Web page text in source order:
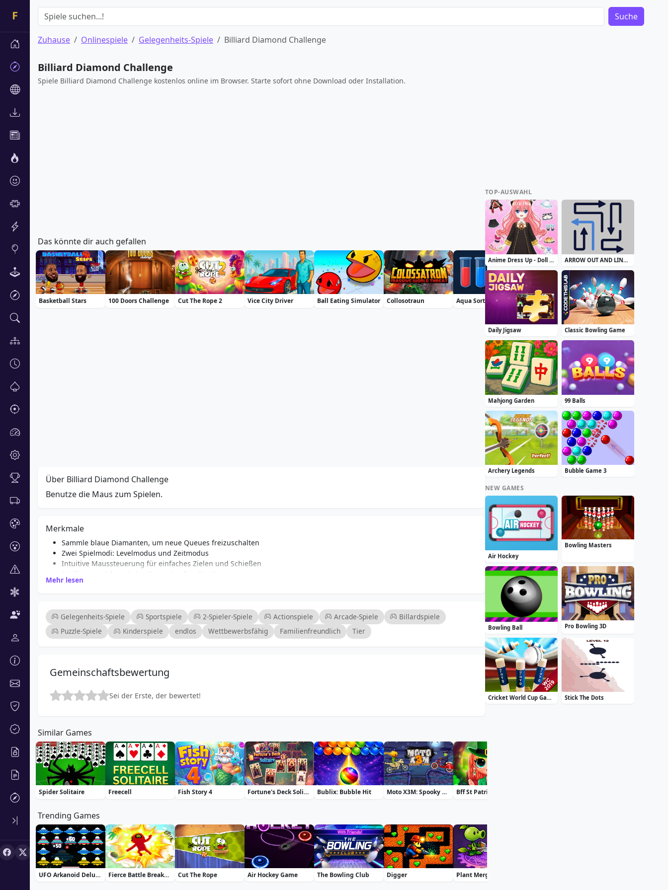
Suche
Zuhause Onlinespiele Gelegenheits-Spiele Billiard Diamond Challenge
Jetzt spielen
Billiard Diamond Challenge
Spiele Billiard Diamond Challenge kostenlos online im Browser. Starte sofort ohne Download oder Installation.
Das könnte dir auch gefallen
Basketball Stars 100 Doors Challenge Cut The Rope 2 Vice City Driver Ball Eating Simulator Collosotraun Aqua Sort Water Color Puzzle Soccer Euro Cup 2025 Airport Security
Über Billiard Diamond Challenge
Benutze die Maus zum Spielen.
Merkmale
Sammle blaue Diamanten, um neue Queues freizuschalten
Zwei Spielmodi: Levelmodus und Zeitmodus
Intuitive Maussteuerung für einfaches Zielen und Schießen
Spaßiges und fesselndes Gameplay für alle Altersgruppen
Strategische Mechaniken, die die Fähigkeitenentwicklung fördern
Regelmäßige Updates mit neuen Queues und Herausforderungen
Mehr lesen
Gelegenheits-Spiele Sportspiele 2-Spieler-Spiele Actionspiele Arcade-Spiele
Billardspiele
Puzzle-Spiele
Kinderspiele endlos Wettbewerbsfähig Familienfreundlich Tier
Gemeinschaftsbewertung
Sei der Erste, der bewertet!
Similar Games
Spider Solitaire Freecell Fish Story 4 Fortune's Deck Solitaire Bublix: Bubble Hit Moto X3M: Spooky Land
Trending Games
UFO Arkanoid Deluxe Fierce Battle Breakout Cut The Rope Air Hockey Game The Bowling Club Digger
TOP-AUSWAHL
Anime Dress Up - Doll Dress Up ARROW OUT AND LINKER
Daily Jigsaw Classic Bowling Game
Mahjong Garden 99 Balls
Archery Legends Bubble Game 3
NEW GAMES
Air Hockey
Bowling Masters
Bowling Ball Pro Bowling 3D
Cricket World Cup Game 2019 Mini Ground Cricke Stick The Dots